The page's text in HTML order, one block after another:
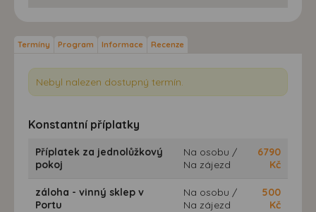
Termíny Program Informace Recenze
Nebyl nalezen dostupný termín.
Konstantní příplatky
Příplatek za jednolůžkový
pokoj
Na osobu /
Na zájezd
6790
Kč
záloha - vinný sklep v
Portu
Na osobu /
Na zájezd
500
Kč